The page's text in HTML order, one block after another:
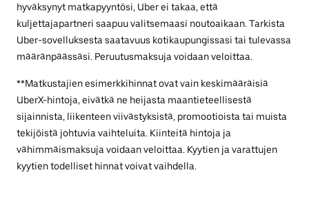
hyväksynyt matkapyyntösi, Uber ei takaa, että
kuljettajapartneri saapuu valitsemaasi noutoaikaan. Tarkista
Uber-sovelluksesta saatavuus kotikaupungissasi tai tulevassa
määränpäässäsi. Peruutusmaksuja voidaan veloittaa.
**Matkustajien esimerkkihinnat ovat vain keskimääräisiä
UberX-hintoja, eivätkä ne heijasta maantieteellisestä
sijainnista, liikenteen viivästyksistä, promootioista tai muista
tekijöistä johtuvia vaihteluita. Kiinteitä hintoja ja
vähimmäismaksuja voidaan veloittaa. Kyytien ja varattujen
kyytien todelliset hinnat voivat vaihdella.